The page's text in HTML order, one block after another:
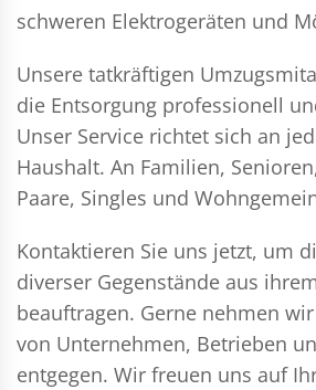
schweren Elektrogeräten und
Unsere tatkräftigen
die Entsorgung professionell
Unser Service richtet sich an
Haushalt. An Familien,
Paare, Singles und
Kontaktieren Sie uns jetzt, um
diverser Gegenstände aus
beauftragen. Gerne nehmen
von Unternehmen, Betrieben
entgegen. Wir freuen uns auf